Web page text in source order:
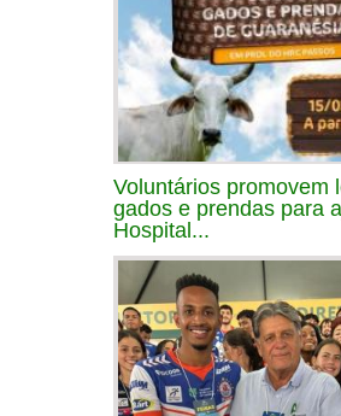
Voluntários promovem
gados e prendas para
Hospital...